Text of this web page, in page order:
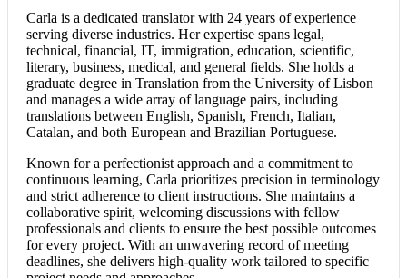
Carla is a dedicated translator with 24 years of experience
serving diverse industries. Her expertise spans legal,
technical, financial, IT, immigration, education, scientific,
literary, business, medical, and general fields. She holds a
graduate degree in Translation from the University of Lisbon
and manages a wide array of language pairs, including
translations between English, Spanish, French, Italian,
Catalan, and both European and Brazilian Portuguese.
Known for a perfectionist approach and a commitment to
continuous learning, Carla prioritizes precision in terminology
and strict adherence to client instructions. She maintains a
collaborative spirit, welcoming discussions with fellow
professionals and clients to ensure the best possible outcomes
for every project. With an unwavering record of meeting
deadlines, she delivers high-quality work tailored to specific